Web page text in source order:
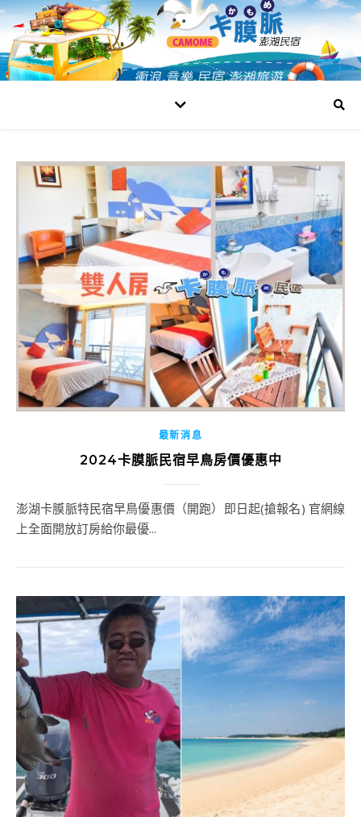
最新消息
2024卡膜脈民宿早鳥房價優惠中
澎湖卡膜脈特民宿早鳥優惠價（開跑）即日起(搶報名) 官網線
上全面開放訂房給你最優...